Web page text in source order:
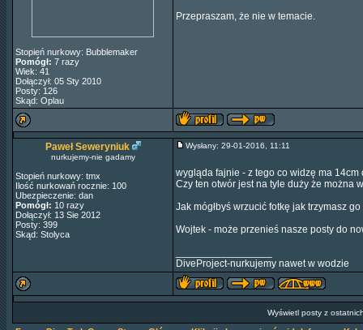
Stopień nurkowy: Bubblemaker
Pomógł: 7 razy
Wiek: 41
Dołączył: 05 Sty 2010
Posty: 126
Skąd: Oplau
Przepraszam, że nie w temacie.
Paweł Seweryniuk
nurkujemy-nie gadamy
Stopień nurkowy: tmx
Ilość nurkowań rocznie: 100
Ubezpieczenie: dan
Pomógł: 10 razy
Dołączył: 13 Sie 2012
Posty: 399
Skąd: Stolyca
Wysłany: 29-01-2016, 11:11
wygląda fajnie - z tego co widzę ma
Czy ten otwór jest na tyle duży że można
Jak mógłbyś wrzucić fotkę jak trzymasz go
Wojtek - może przenieś nasze posty do
DiveProject-nurkujemy nawet w wodzie
Wyświetl posty z